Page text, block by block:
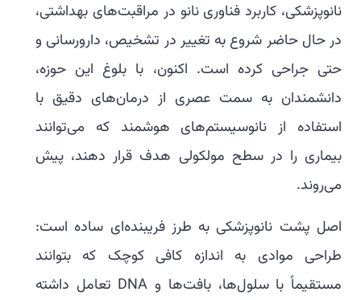
نانوپزشکی، کاربرد فناوری نانو در مراقبت‌های بهداشتی،
در حال حاضر شروع به تغییر در تشخیص، دارورسانی و
حتی جراحی کرده است. اکنون، با بلوغ این حوزه،
دانشمندان به سمت عصری از درمان‌های دقیق با
استفاده از نانوسیستم‌های هوشمند که می‌توانند
بیماری را در سطح مولکولی هدف قرار دهند، پیش
می‌روند.
اصل پشت نانوپزشکی به طرز فریبنده‌ای ساده است:
طراحی موادی به اندازه کافی کوچک که بتوانند
مستقیماً با سلول‌ها، بافت‌ها و DNA تعامل داشته